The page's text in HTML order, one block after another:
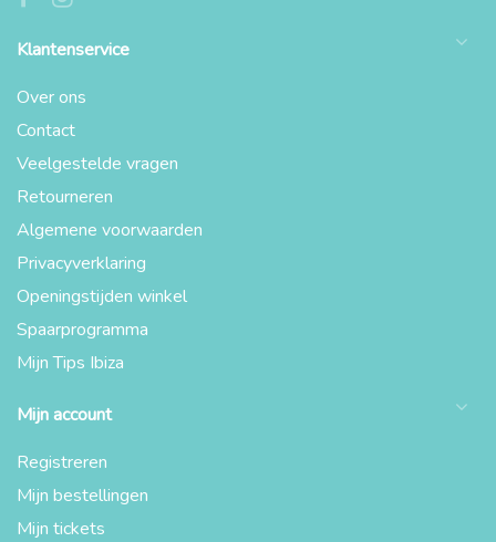
Klantenservice
Over ons
Contact
Veelgestelde vragen
Retourneren
Algemene voorwaarden
Privacyverklaring
Openingstijden winkel
Spaarprogramma
Mijn Tips Ibiza
Mijn account
Registreren
Mijn bestellingen
Mijn tickets